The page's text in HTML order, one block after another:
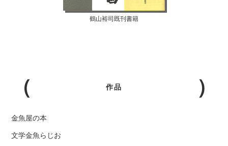
鶴山裕司既刊書籍
作品
金魚屋の本
文学金魚らじお